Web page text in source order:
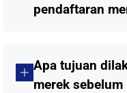
pendaftaran
Apa tujuan
merek